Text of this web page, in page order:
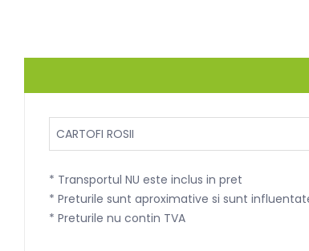
CARTOFI ROSII
* Transportul NU este inclus in pret
* Preturile sunt aproximative si sunt
* Preturile nu contin TVA